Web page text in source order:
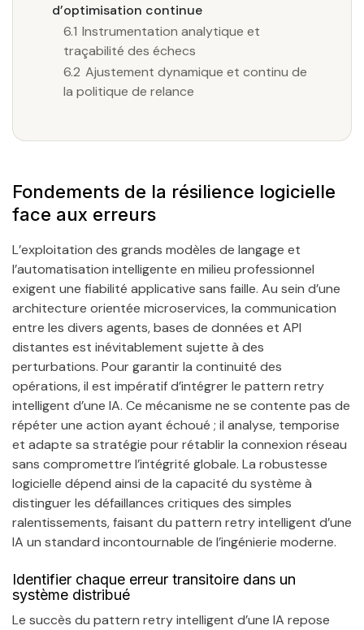
d’optimisation continue
6.1 Instrumentation analytique et
traçabilité des échecs
6.2 Ajustement dynamique et continu de
la politique de relance
Fondements de la résilience logicielle
face aux erreurs
L’exploitation des grands modèles de langage et
l’automatisation intelligente en milieu professionnel
exigent une fiabilité applicative sans faille. Au sein d’une
architecture orientée microservices, la communication
entre les divers agents, bases de données et API
distantes est inévitablement sujette à des
perturbations. Pour garantir la continuité des
opérations, il est impératif d’intégrer le pattern retry
intelligent d’une IA. Ce mécanisme ne se contente pas de
répéter une action ayant échoué ; il analyse, temporise
et adapte sa stratégie pour rétablir la connexion réseau
sans compromettre l’intégrité globale. La robustesse
logicielle dépend ainsi de la capacité du système à
distinguer les défaillances critiques des simples
ralentissements, faisant du pattern retry intelligent d’une
IA un standard incontournable de l’ingénierie moderne.
Identifier chaque erreur transitoire dans un
système distribué
Le succès du pattern retry intelligent d’une IA repose